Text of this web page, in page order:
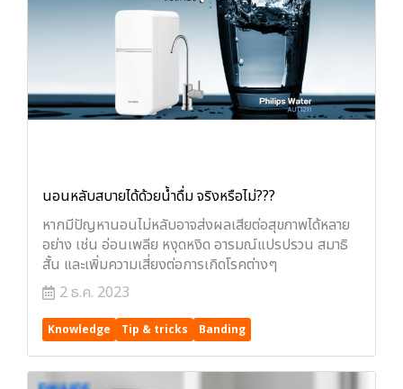
นอนหลับสบายได้ด้วยน้ำดื่ม จริงหรือไม่???
หากมีปัญหานอนไม่หลับอาจส่งผลเสียต่อสุขภาพได้หลาย
อย่าง เช่น อ่อนเพลีย หงุดหงิด อารมณ์แปรปรวน สมาธิ
สั้น และเพิ่มความเสี่ยงต่อการเกิดโรคต่างๆ
2 ธ.ค. 2023
Knowledge Tip & tricks Banding